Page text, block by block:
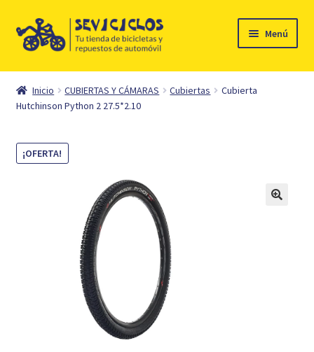
Ir
Ir
al
Menú
Inicio
Ciclismo
Automóvil
Inicio CUBIERTAS Y CÁMARAS Cubiertas
Cubierta
Hutchinson Python 2 27.5*2.10
¡OFERTA!